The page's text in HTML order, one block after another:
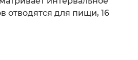
отводятся для пищи, 16